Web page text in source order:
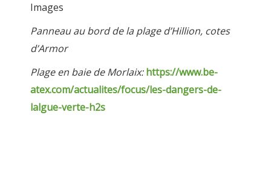
Images
Panneau au bord de la plage d’Hillion, cotes
d’Armor
Plage en baie de Morlaix:https://www.be-
atex.com/actualites/focus/les-dangers-de-
lalgue-verte-h2s